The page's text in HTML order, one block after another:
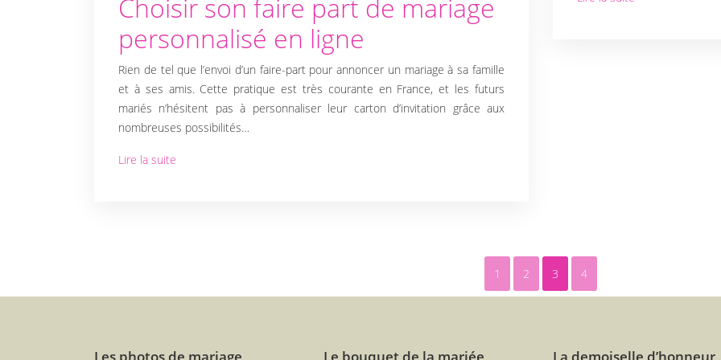
Choisir son faire part de mariage
personnalisé en ligne
Rien de tel que l’envoi d’un faire-part pour annoncer un mariage à sa famille
et à ses amis. Cette pratique est très courante en France, et les futurs
mariés n’hésitent pas à personnaliser leur carton d’invitation grâce aux
nombreuses possibilités…
Lire la suite
1 2 3 4